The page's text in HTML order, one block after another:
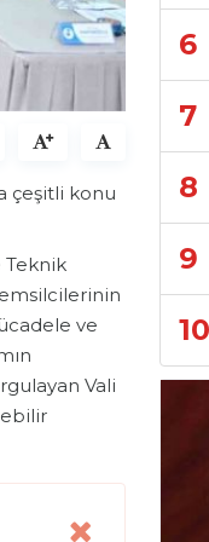
çeşitli konu
Teknik
ve
Vali
6
7
8
9
10